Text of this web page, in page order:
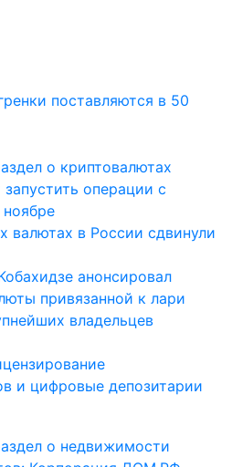
поставляются в 50
операции с
валютах в России сдвинули
анонсировал
привязанной к лари
владельцев
и цифровые депозитарии